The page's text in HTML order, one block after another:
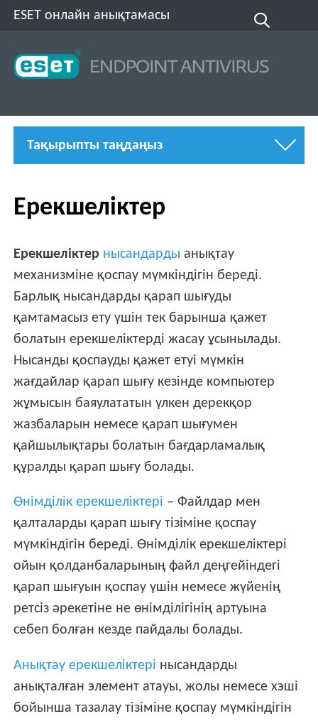
ESET онлайн анықтамасы
Тақырыпты таңдаңыз
Ерекшеліктер
Ерекшеліктер нысандарды анықтау
механизміне қоспау мүмкіндігін береді.
Барлық нысандарды қарап шығуды
қамтамасыз ету үшін тек барынша қажет
болатын ерекшеліктерді жасау ұсынылады.
Нысанды қоспауды қажет етуі мүмкін
жағдайлар қарап шығу кезінде компьютер
жұмысын баяулататын үлкен дерекқор
жазбаларын немесе қарап шығумен
қайшылықтары болатын бағдарламалық
құралды қарап шығу болады.
Өнімділік ерекшеліктері – Файлдар мен
қалталарды қарап шығу тізіміне қоспау
мүмкіндігін береді. Өнімділік ерекшеліктері
ойын қолданбаларының файл деңгейіндегі
қарап шығуын қоспау үшін немесе жүйенің
ретсіз әрекетіне не өнімділігінің артуына
себеп болған кезде пайдалы болады.
Анықтау ерекшеліктері нысандарды
анықталған элемент атауы, жолы немесе хэші
бойынша тазалау тізіміне қоспау мүмкіндігін